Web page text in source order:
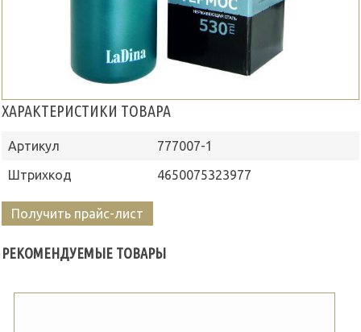
ХАРАКТЕРИСТИКИ ТОВАРА
Артикул
777007-1
Штрихкод
4650075323977
Получить прайс-лист
РЕКОМЕНДУЕМЫЕ ТОВАРЫ